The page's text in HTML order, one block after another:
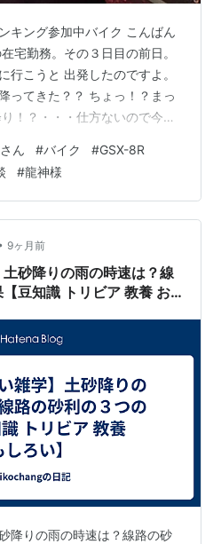
キング参加中バイク こんばん
宅勤務。その３日目の前日。
行こうと 出発したのですよ。
ってきた？？ ちょっ！？まっ
！？・・・仕方ないので今日
う出かける気にはなら
家に入ると、 神さん『オゥ龍
ケケ！』 ふ～やれやれ（－
エイル『あ～ぁ。オーナーが
』 ジャム子『いや、ここの所
だよ、…
ん #バイク #GSX-8R
#龍神様
9ヶ月前
土砂降りの雨の時速は？線
豆知識 トリビア 教養 お
降りの雨の時速は？線路の砂